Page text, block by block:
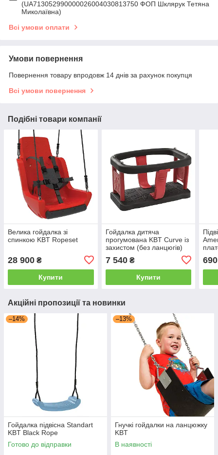
(UA713052990000026004030813750 ФОП Шклярук Тетяна
Миколаївна)
Всі умови оплати
Умови повернення
Повернення товару впродовж 14 днів за рахунок покупця
Всі умови повернення
Подібні товари компанії
Велика гойдалка зі
спинкою KBT Ropeset
28 900 ₴
Купити
Гойдалка дитяча
прогумована KBT Curve із
захистом (без ланцюгів)
7 540₴
Купити
690
Акційні пропозиції та новинки
–14%
Гойдалка підвісна Standart
KBT Black Rope
Готово до відправки
–13%
Гнучкі гойдалки на ланцюжку
KBT
В наявності